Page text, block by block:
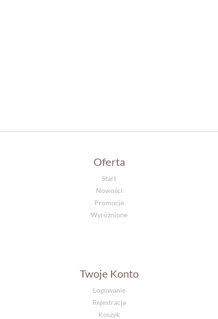
Oferta
Start
Nowości
Promocje
Wyróżnione
Twoje Konto
Logowanie
Rejestracja
Koszyk